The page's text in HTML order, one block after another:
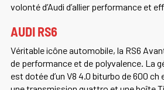
volonté d’Audi d’allier performance et
AUDI RS6
Véritable icône automobile, la RS6
de performance et de polyvalence. La
est dotée d’un V8 4.0 biturbo de 600